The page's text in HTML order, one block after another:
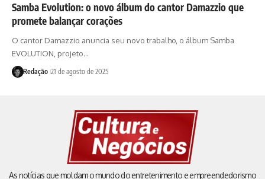
Samba Evolution: o novo álbum do cantor Damazzio que
promete balançar corações
O cantor Damazzio anuncia seu novo trabalho, o álbum Samba
EVOLUTION, projeto…
Redação 21 de agosto de 2025
As notícias que moldam o mundo do entretenimento e empreendedorismo